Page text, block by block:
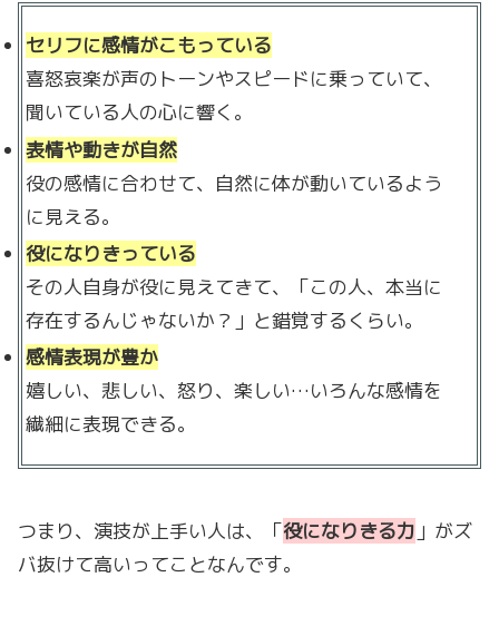
セリフに感情がこもっている
喜怒哀楽が声のトーンやスピードに乗っていて、
聞いている人の心に響く。
表情や動きが自然
役の感情に合わせて、自然に体が動いているよう
に見える。
役になりきっている
その人自身が役に見えてきて、「この人、本当に
存在するんじゃないか？」と錯覚するくらい。
感情表現が豊か
嬉しい、悲しい、怒り、楽しい…いろんな感情を
繊細に表現できる。
つまり、演技が上手い人は、「役になりきる力 」がズ
バ抜けて高いってことなんです。